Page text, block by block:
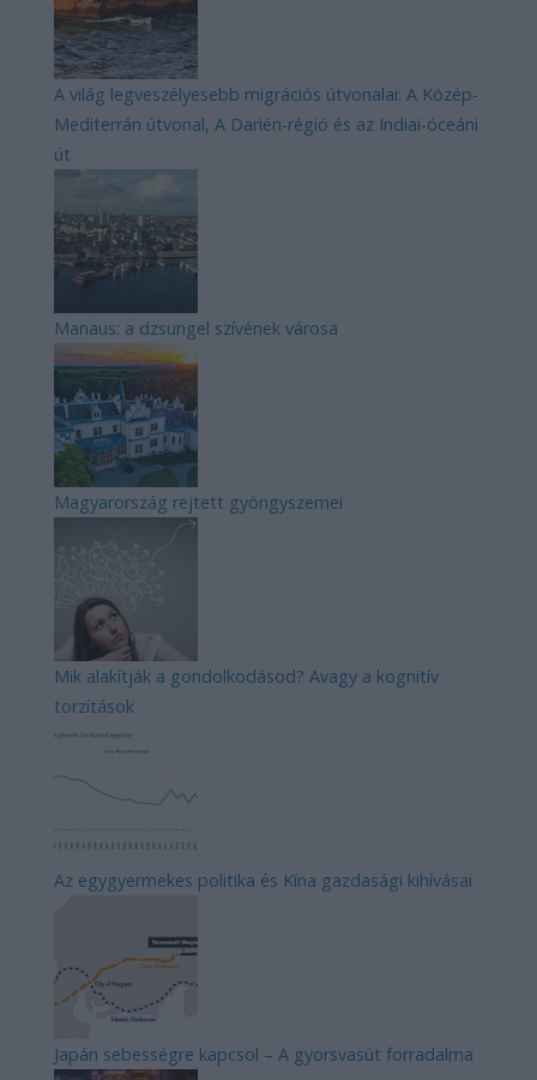
A világ legveszélyesebb migrációs útvonalai: A Közép-
Mediterrán útvonal, A Darién-régió és az Indiai-óceáni
út
Manaus: a dzsungel szívének városa
Magyarország rejtett gyöngyszemei
Mik alakítják a gondolkodásod? Avagy a kognitív
torzítások
Az egygyermekes politika és Kína gazdasági kihívásai
Japán sebességre kapcsol – A gyorsvasút forradalma